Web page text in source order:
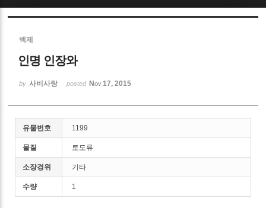
백제
인명 인장와
by 사비사랑 posted Nov 17, 2015
유물번호 1199
물질 토도류
소장경위 기타
수량 1
Sketchbook5, 스케치북5
Sketchbook5, 스케치북5